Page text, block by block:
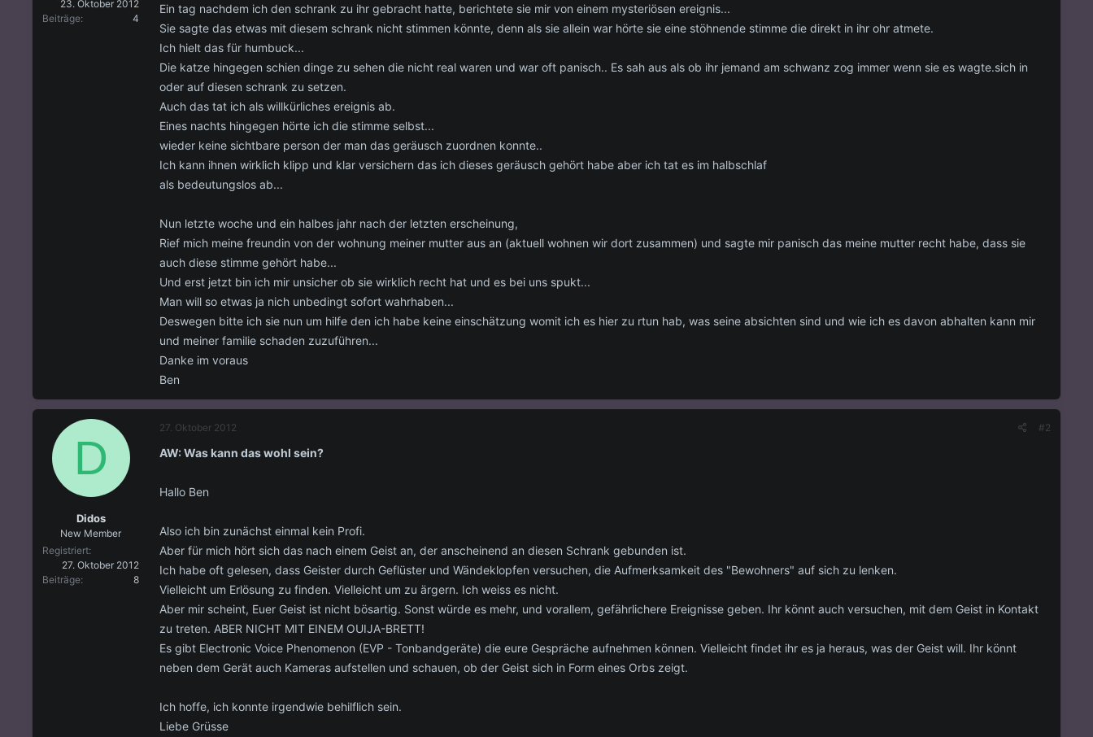
23. Oktober 2012
Beiträge
4
Ein tag nachdem ich den schrank zu ihr gebracht hatte, berichtete sie mir von einem mysteriösen ereignis...
Sie sagte das etwas mit diesem schrank nicht stimmen könnte, denn als sie allein war hörte sie eine stöhnende stimme die direkt in ihr ohr atmete.
Ich hielt das für humbuck...
Die katze hingegen schien dinge zu sehen die nicht real waren und war oft panisch.. Es sah aus als ob ihr jemand am schwanz zog immer wenn sie es wagte.sich in
oder auf diesen schrank zu setzen.
Auch das tat ich als willkürliches ereignis ab.
Eines nachts hingegen hörte ich die stimme selbst...
wieder keine sichtbare person der man das geräusch zuordnen konnte..
Ich kann ihnen wirklich klipp und klar versichern das ich dieses geräusch gehört habe aber ich tat es im halbschlaf
als bedeutungslos ab...
Nun letzte woche und ein halbes jahr nach der letzten erscheinung,
Rief mich meine freundin von der wohnung meiner mutter aus an (aktuell wohnen wir dort zusammen) und sagte mir panisch das meine mutter recht habe, dass sie
auch diese stimme gehört habe...
Und erst jetzt bin ich mir unsicher ob sie wirklich recht hat und es bei uns spukt...
Man will so etwas ja nich unbedingt sofort wahrhaben...
Deswegen bitte ich sie nun um hilfe den ich habe keine einschätzung womit ich es hier zu rtun hab, was seine absichten sind und wie ich es davon abhalten kann mir
und meiner familie schaden zuzuführen...
Danke im voraus
Ben
D
Didos
New Member
Registriert
27. Oktober 2012
Beiträge
8
27. Oktober 2012 #2
AW: Was kann das wohl sein?
Hallo Ben
Also ich bin zunächst einmal kein Profi.
Aber für mich hört sich das nach einem Geist an, der anscheinend an diesen Schrank gebunden ist.
Ich habe oft gelesen, dass Geister durch Geflüster und Wändeklopfen versuchen, die Aufmerksamkeit des "Bewohners" auf sich zu lenken.
Vielleicht um Erlösung zu finden. Vielleicht um zu ärgern. Ich weiss es nicht.
Aber mir scheint, Euer Geist ist nicht bösartig. Sonst würde es mehr, und vorallem, gefährlichere Ereignisse geben. Ihr könnt auch versuchen, mit dem Geist in Kontakt
zu treten. ABER NICHT MIT EINEM OUIJA-BRETT!
Es gibt Electronic Voice Phenomenon (EVP - Tonbandgeräte) die eure Gespräche aufnehmen können. Vielleicht findet ihr es ja heraus, was der Geist will. Ihr könnt
neben dem Gerät auch Kameras aufstellen und schauen, ob der Geist sich in Form eines Orbs zeigt.
Ich hoffe, ich konnte irgendwie behilflich sein.
Liebe Grüsse